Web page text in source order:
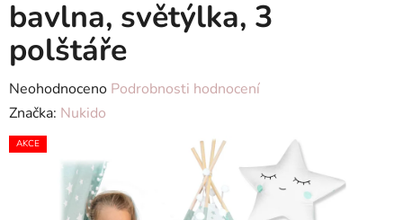
bavlna, světýlka, 3
polštáře
Průměrné
hodnocení
produktu
Neohodnoceno Podrobnosti hodnocení
Značka: Nukido
AKCE